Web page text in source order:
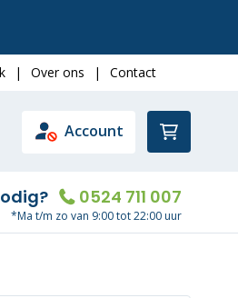
| Over ons | Contact
Account
0524 711 007
*Ma t/m zo van 9:00 tot 22:00 uur